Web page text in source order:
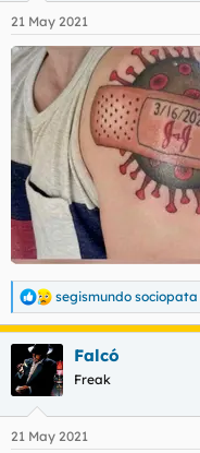
21 May 2021
R
e
a
c
c
i
e
segismundo sociopata
Falcó
Freak
21 May 2021